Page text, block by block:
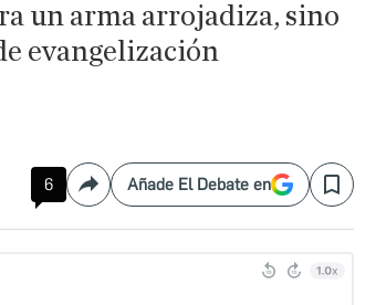
un arma arrojadiza, sino
evangelización
6 CompartirAñade El Debate en Save